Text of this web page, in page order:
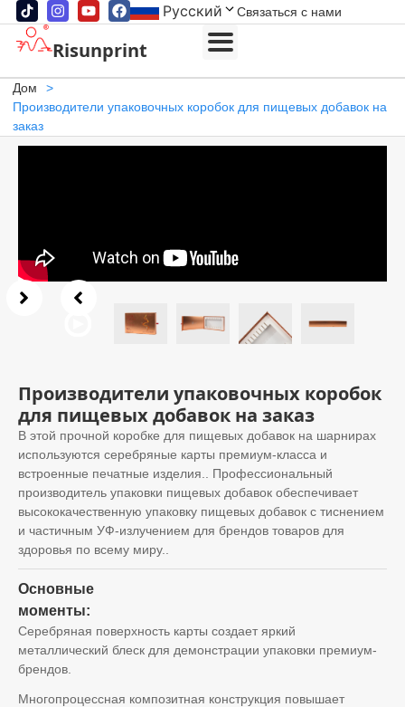
Русский Связаться с нами
Risunprint
Дом
>
Производители упаковочных коробок для пищевых добавок на
заказ
Производители упаковочных коробок
для пищевых добавок на заказ
В этой прочной коробке для пищевых добавок на шарнирах
используются серебряные карты премиум-класса и
встроенные печатные изделия.. Профессиональный
производитель упаковки пищевых добавок обеспечивает
высококачественную упаковку пищевых добавок с тиснением
и частичным УФ-излучением для брендов товаров для
здоровья по всему миру..
Основные
моменты:
Серебряная поверхность карты создает яркий
металлический блеск для демонстрации упаковки премиум-
брендов.
Многопроцессная композитная конструкция повышает